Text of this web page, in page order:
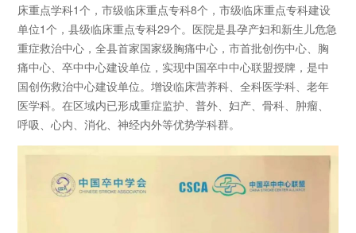
床重点学科1个，市级临床重点专科8个，市级临床重点专科建设
单位1个，县级临床重点专科29个。医院是县孕产妇和新生儿危急
重症救治中心，全县首家国家级胸痛中心，市首批创伤中心、胸
痛中心、卒中中心建设单位，实现中国卒中中心联盟授牌，是中
国创伤救治中心建设单位。增设临床营养科、全科医学科、老年
医学科。在区域内已形成重症监护、普外、妇产、骨科、肿瘤、
呼吸、心内、消化、神经内外等优势学科群。